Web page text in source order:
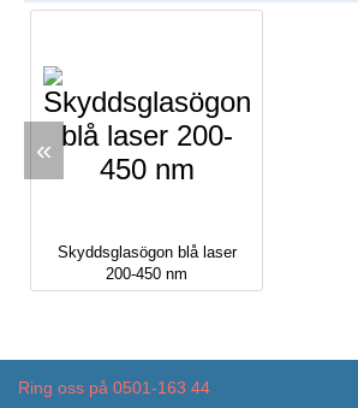
«
Skyddsglasögon blå laser
200-450 nm
Ring oss på 0501-163 44